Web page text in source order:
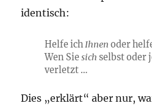
identisch:
Helfe ichIhnen oder
Wen Siesich selbst oder
verletzt …
Dies „erklärt“ aber nur,